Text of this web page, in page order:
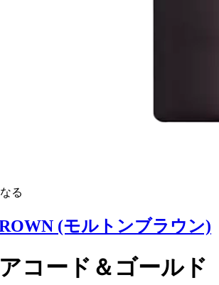
る
(モルトンブラウン)
コード＆ゴールド